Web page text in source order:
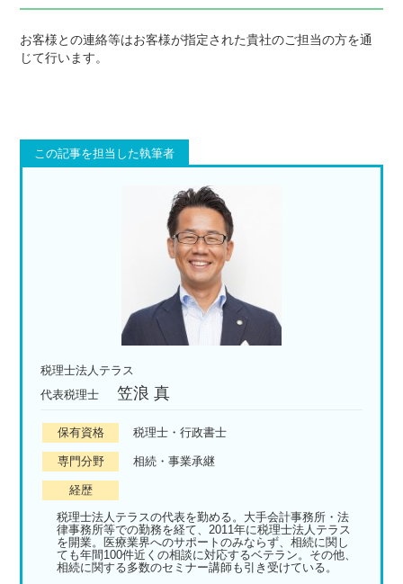
お客様との連絡等はお客様が指定された貴社のご担当の方を通
じて行います。
この記事を担当した執筆者
税理士法人テラス
代表税理士
笠浪 真
保有資格 税理士・行政書士
専門分野 相続・事業承継
経歴
税理士法人テラスの代表を勤める。大手会計事務所・法
律事務所等での勤務を経て、2011年に税理士法人テラス
を開業。医療業界へのサポートのみならず、相続に関し
ても年間100件近くの相談に対応するベテラン。その他、
相続に関する多数のセミナー講師も引き受けている。